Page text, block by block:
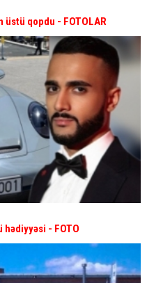
üstü qopdu - FOTOLAR
hədiyyəsi - FOTO